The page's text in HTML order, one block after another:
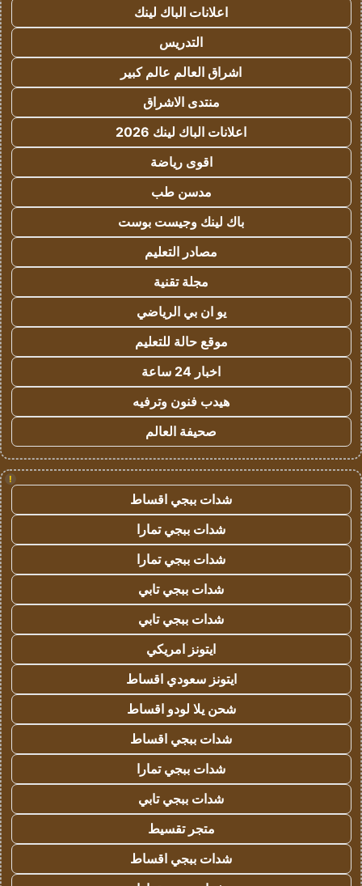
اعلانات الباك لينك
التدريس
اشراق العالم عالم كبير
منتدى الاشراق
اعلانات الباك لينك 2026
اقوى رياضة
مدسن طب
باك لينك وجيست بوست
مصادر التعليم
مجلة تقنية
يو ان بي الرياضي
موقع حالة للتعليم
اخبار 24 ساعة
هيدب فنون وترفيه
صحيفة العالم
!
شدات ببجي اقساط
شدات ببجي تمارا
شدات ببجي تمارا
شدات ببجي تابي
شدات ببجي تابي
ايتونز امريكي
ايتونز سعودي اقساط
شحن يلا لودو اقساط
شدات ببجي اقساط
شدات ببجي تمارا
شدات ببجي تابي
متجر تقسيط
شدات ببجي اقساط